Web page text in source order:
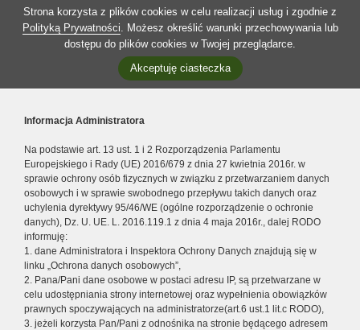
Strona korzysta z plików cookies w celu realizacji usług i zgodnie z
Polityką Prywatności. Możesz określić warunki przechowywania lub
dostępu do plików cookies w Twojej przeglądarce.
Akceptuję ciasteczka
Informacja Administratora
Na podstawie art. 13 ust. 1 i 2 Rozporządzenia Parlamentu
Europejskiego i Rady (UE) 2016/679 z dnia 27 kwietnia 2016r. w
sprawie ochrony osób fizycznych w związku z przetwarzaniem danych
osobowych i w sprawie swobodnego przepływu takich danych oraz
uchylenia dyrektywy 95/46/WE (ogólne rozporządzenie o ochronie
danych), Dz. U. UE. L. 2016.119.1 z dnia 4 maja 2016r., dalej RODO
informuję:
1. dane Administratora i Inspektora Ochrony Danych znajdują się w
linku „Ochrona danych osobowych”,
2. Pana/Pani dane osobowe w postaci adresu IP, są przetwarzane w
celu udostępniania strony internetowej oraz wypełnienia obowiązków
prawnych spoczywających na administratorze(art.6 ust.1 lit.c RODO),
3. jeżeli korzysta Pan/Pani z odnośnika na stronie będącego adresem